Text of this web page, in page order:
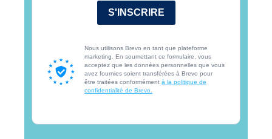
S'INSCRIRE
Nous utilisons Brevo en tant que plateforme
marketing. En soumettant ce formulaire, vous
acceptez que les données personnelles que vous
avez fournies soient transférées à Brevo pour
être traitées conformément à la politique de
confidentialité de Brevo.